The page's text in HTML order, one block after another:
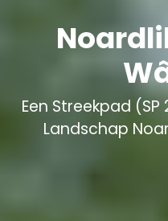
Een Streekpad
Landschap